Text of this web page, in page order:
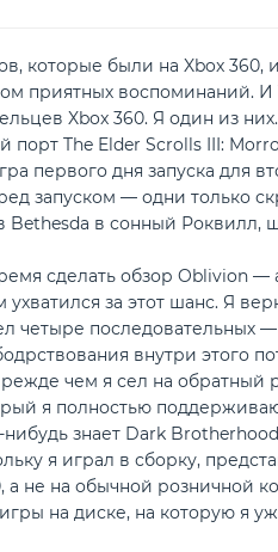
которые были на Xbox 360,
приятных воспоминаний.
Xbox 360. Я один из
The Elder Scrolls III:
первого дня запуска для
запуском — одни только
Bethesda в сонный Роквилл,
сделать обзор Oblivion
за этот шанс. Я
четыре последовательных
внутри этого
чем я сел на обратный
я полностью
знает Dark
я играл в сборку,
а не на обычной розничной
на диске, на которую я